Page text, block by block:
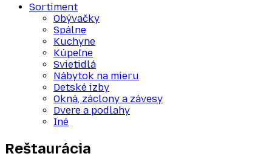
Sortiment
Obývačky
Spálne
Kuchyne
Kúpeľne
Svietidlá
Nábytok na mieru
Detské izby
Okná, záclony a závesy
Dvere a podlahy
Iné
Reštaurácia